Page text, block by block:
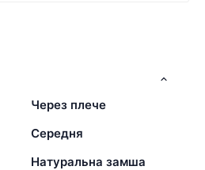
Через плече
Середня
Натуральна замша